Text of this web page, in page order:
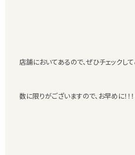
店舗においてあるので、ぜひチェックして
数に限りがございますので、お早めに！！！！！